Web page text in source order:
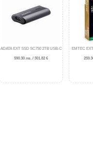
ADATA EXT SSD SC750 2TB USB-C
590.30 лв. / 301.82 €
EMTEC